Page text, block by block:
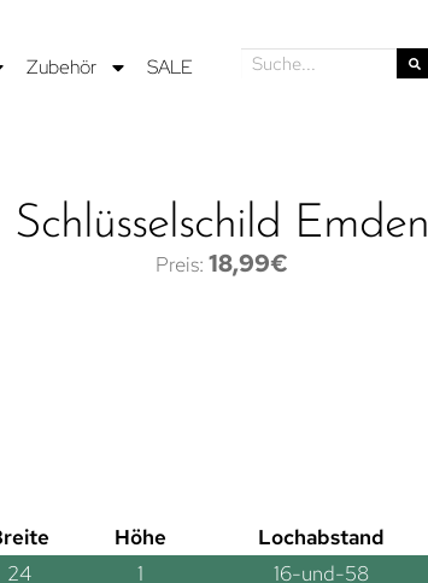
Zubehör SALE
Schlüsselschild Emden
18,99€
Höhe Lochabstand
24 1 16-und-58